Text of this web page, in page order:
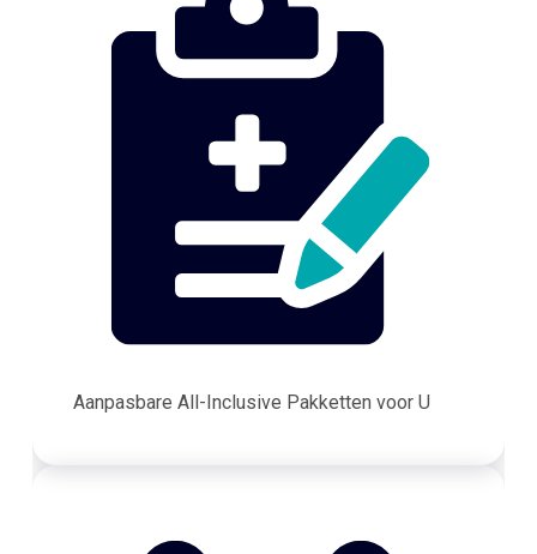
Aanpasbare All-Inclusive Pakketten voor U